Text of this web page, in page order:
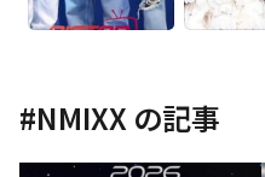
#NMIXX の記事